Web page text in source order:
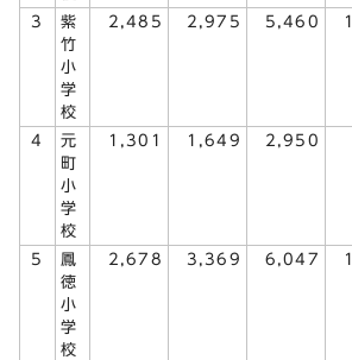
3
紫
竹
小
学
校
2,485 2,975 5,460
4
元
町
小
学
校
1,301 1,649 2,950
5
鳳
徳
小
学
校
2,678 3,369 6,047